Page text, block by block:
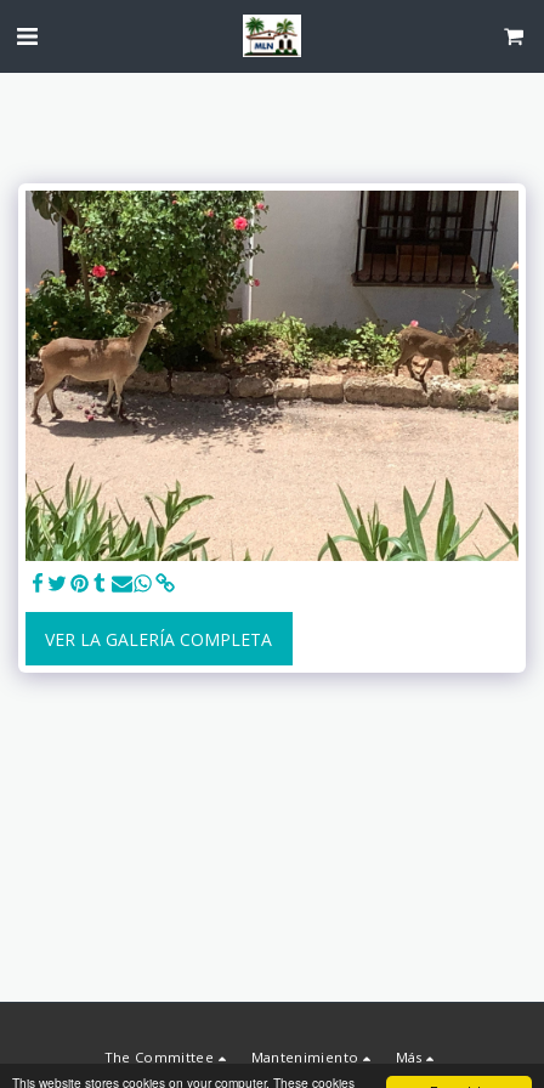
This website stores cookies on your computer. These cookies
VER LA GALERÍA COMPLETA
The Committee Mantenimiento Más